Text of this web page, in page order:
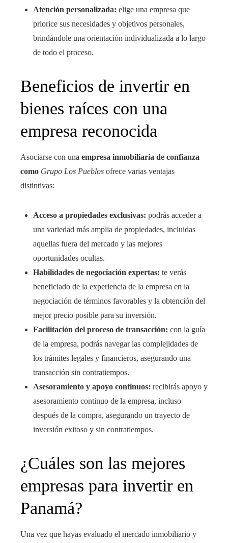
Atención personalizada: elige una empresa que
priorice sus necesidades y objetivos personales,
brindándole una orientación individualizada a lo largo
de todo el proceso.
Beneficios de invertir en
bienes raíces con una
empresa reconocida
Asociarse con una empresa inmobiliaria de confianza
como Grupo Los Pueblos ofrece varias ventajas
distintivas:
Acceso a propiedades exclusivas: podrás acceder a
una variedad más amplia de propiedades, incluidas
aquellas fuera del mercado y las mejores
oportunidades ocultas.
Habilidades de negociación expertas: te verás
beneficiado de la experiencia de la empresa en la
negociación de términos favorables y la obtención del
mejor precio posible para su inversión.
Facilitación del proceso de transacción: con la guía
de la empresa, podrás navegar las complejidades de
los trámites legales y financieros, asegurando una
transacción sin contratiempos.
Asesoramiento y apoyo continuos: recibirás apoyo y
asesoramiento continuo de la empresa, incluso
después de la compra, asegurando un trayecto de
inversión exitoso y sin contratiempos.
¿Cuáles son las mejores
empresas para invertir en
Panamá?
Una vez que hayas evaluado el mercado inmobiliario y